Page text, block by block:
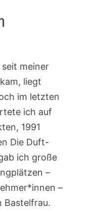
meiner
liegt
im letzten
ich auf
1991
Die Duft-
ich große
–
–
Bastelfrau.